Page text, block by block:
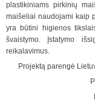
plastikiniams pirkinių
maišeliai naudojami kaip
yra būtini higienos
švaistymo. Įstatymo
reikalavimus.
Projektą parengė